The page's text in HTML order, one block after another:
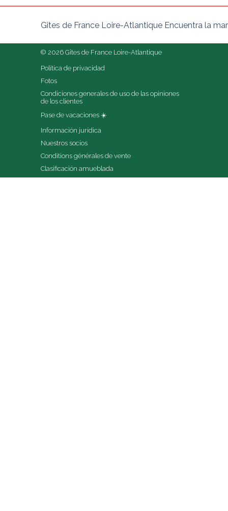
Gîtes de France Loire-Atlantique Encuentra la
© 2026 Gîtes de France Loire-Atlantique
Política de privacidad
Fotos
Condiciones generales de uso de las opiniones
de los clientes
Pase de vacaciones ☀️
Información jurídica
Nuestros socios
Conditions générales de vente
Clasificación amueblada